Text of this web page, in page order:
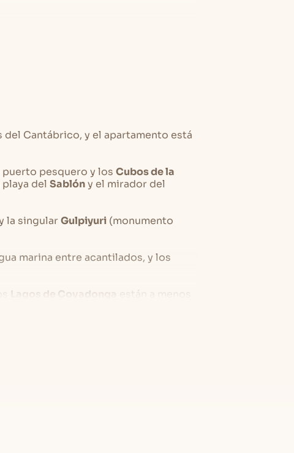
del Cantábrico, y el apartamento está
pesquero y los Cubos de la
del Sablóny el mirador del
la singular Gulpiyuri (monumento
marina entre acantilados, y los
Lagos de Covadonga
están a menos